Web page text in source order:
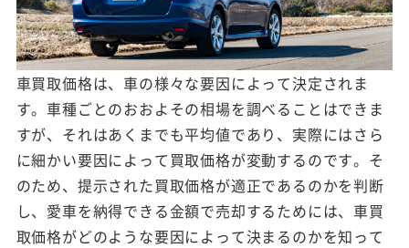
車買取価格は、車の様々な要因によって決定されま
す。車種ごとのおおよその相場を調べることはできま
すが、それはあくまでも平均値であり、実際にはさら
に細かい要因によって買取価格が変動するのです。そ
のため、提示された買取価格が適正であるのかを判断
し、愛車を納得できる金額で売却するためには、車買
取価格がどのような要因によって決まるのかを知って